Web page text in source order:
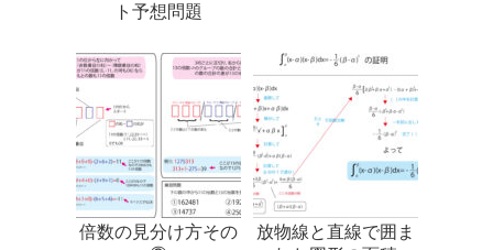
ト予想問題
倍数の見分け方その
放物線と直線で囲ま